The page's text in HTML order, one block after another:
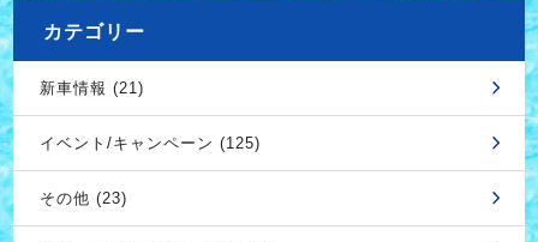
カテゴリー
新車情報 (21)
イベント/キャンペーン (125)
その他 (23)